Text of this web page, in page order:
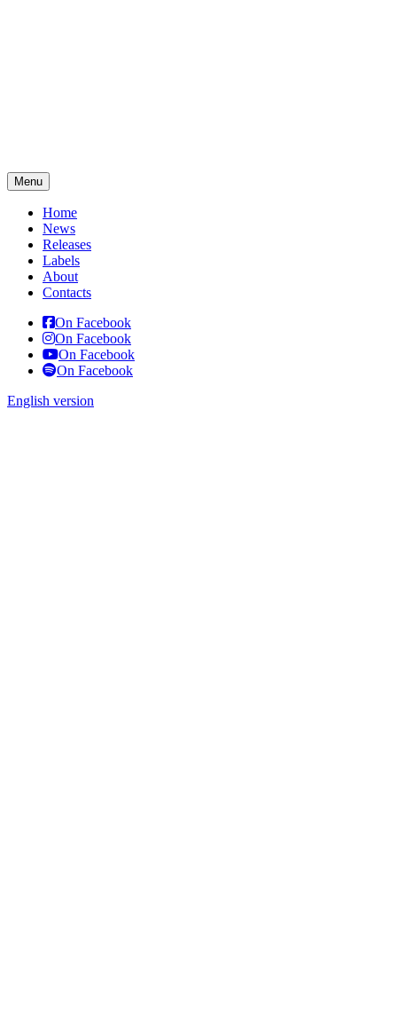
Menu
Home
News
Releases
Labels
About
Contacts
On Facebook
On Facebook
On Facebook
On Facebook
English version